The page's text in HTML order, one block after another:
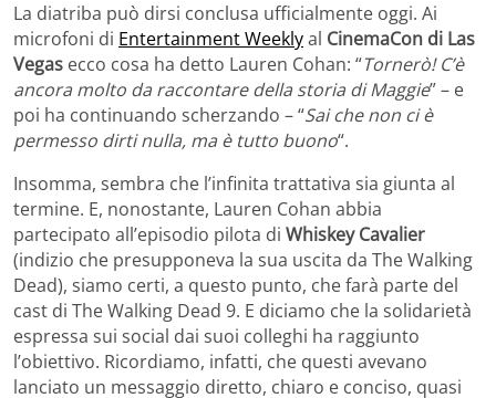
La diatriba può dirsi conclusa ufficialmente oggi. Ai
microfoni di Entertainment Weeklyal CinemaCon di Las
Vegas ecco cosa ha detto Lauren Cohan: “Tornerò! C’è
ancora molto da raccontare della storia di Maggie” – e
poi ha continuando scherzando – “Sai che non ci è
permesso dirti nulla, ma è tutto buono“.
Insomma, sembra che l’infinita trattativa sia giunta al
termine. E, nonostante, Lauren Cohan abbia
partecipato all’episodio pilota di Whiskey Cavalier
(indizio che presupponeva la sua uscita da The Walking
Dead), siamo certi, a questo punto, che farà parte del
cast di The Walking Dead 9. E diciamo che la solidarietà
espressa sui social dai suoi colleghi ha raggiunto
l’obiettivo. Ricordiamo, infatti, che questi avevano
lanciato un messaggio diretto, chiaro e conciso, quasi